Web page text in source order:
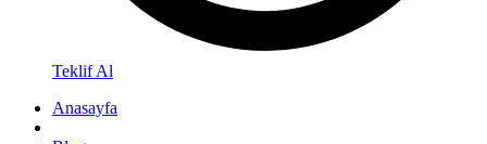
Teklif Al
Anasayfa